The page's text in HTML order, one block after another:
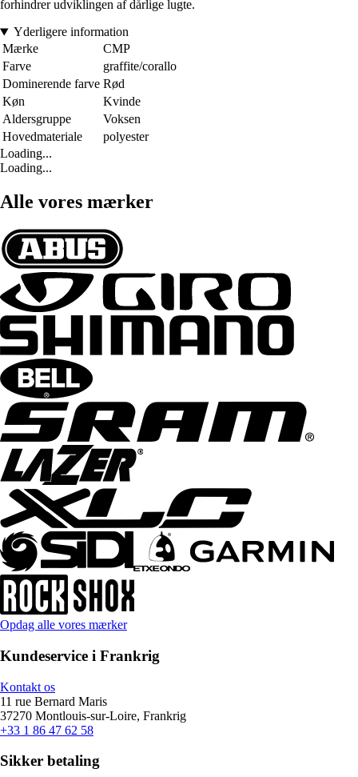
forhindrer udviklingen af dårlige lugte.
Yderligere information
Mærke
CMP
Farve
graffite/corallo
Dominerende farve Rød
Køn
Kvinde
Aldersgruppe
Voksen
Hovedmateriale
polyester
Loading...
Loading...
Alle vores mærker
Opdag alle vores mærker
Kundeservice i Frankrig
Kontakt os
11 rue Bernard Maris
37270 Montlouis-sur-Loire, Frankrig
+33 1 86 47 62 58
Sikker betaling